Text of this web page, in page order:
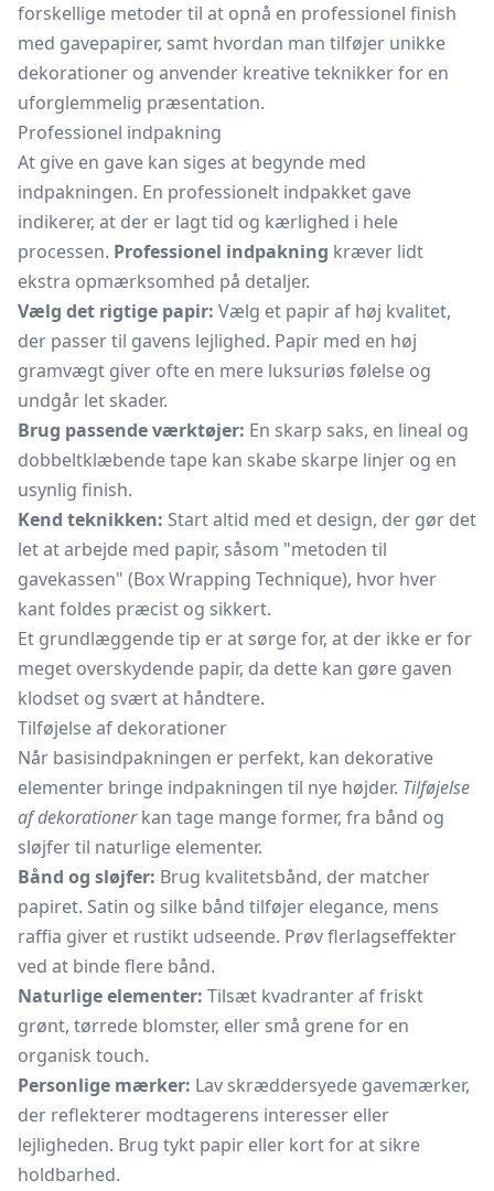
forskellige metoder til at opnå en professionel finish
med gavepapirer, samt hvordan man tilføjer unikke
dekorationer og anvender kreative teknikker for en
uforglemmelig præsentation.
Professionel indpakning
At give en gave kan siges at begynde med
indpakningen. En professionelt indpakket gave
indikerer, at der er lagt tid og kærlighed i hele
processen. Professionel indpakning kræver lidt
ekstra opmærksomhed på detaljer.
Vælg det rigtige papir: Vælg et papir af høj kvalitet,
der passer til gavens lejlighed. Papir med en høj
gramvægt giver ofte en mere luksuriøs følelse og
undgår let skader.
Brug passende værktøjer: En skarp saks, en lineal og
dobbeltklæbende tape kan skabe skarpe linjer og en
usynlig finish.
Kend teknikken: Start altid med et design, der gør det
let at arbejde med papir, såsom "metoden til
gavekassen" (Box Wrapping Technique), hvor hver
kant foldes præcist og sikkert.
Et grundlæggende tip er at sørge for, at der ikke er for
meget overskydende papir, da dette kan gøre gaven
klodset og svært at håndtere.
Tilføjelse af dekorationer
Når basisindpakningen er perfekt, kan dekorative
elementer bringe indpakningen til nye højder. Tilføjelse
af dekorationerkan tage mange former, fra bånd og
sløjfer til naturlige elementer.
Bånd og sløjfer: Brug kvalitetsbånd, der matcher
papiret. Satin og silke bånd tilføjer elegance, mens
raffia giver et rustikt udseende. Prøv flerlagseffekter
ved at binde flere bånd.
Naturlige elementer: Tilsæt kvadranter af friskt
grønt, tørrede blomster, eller små grene for en
organisk touch.
Personlige mærker: Lav skræddersyede gavemærker,
der reflekterer modtagerens interesser eller
lejligheden. Brug tykt papir eller kort for at sikre
holdbarhed.